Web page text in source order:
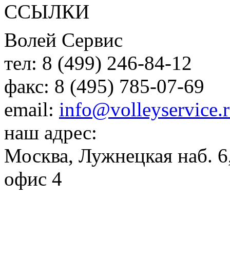
ССЫЛКИ
Волей Сервис
тел: 8 (499) 246-84-12
факс: 8 (495) 785-07-69
email:
наш адрес:
Москва, Лужнецкая наб.
офис 4